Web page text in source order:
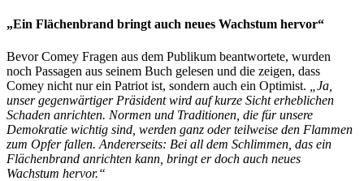
„Ein Flächenbrand bringt auch neues Wachstum hervor“
Bevor Comey Fragen aus dem Publikum beantwortete, wurden
noch Passagen aus seinem Buch gelesen und die zeigen, dass
Comey nicht nur ein Patriot ist, sondern auch ein Optimist.
„Ja,
unser gegenwärtiger Präsident wird auf kurze Sicht erheblichen
Schaden anrichten. Normen und Traditio­nen, die für unsere
Demokratie wichtig sind, werden ganz oder teilweise den Flammen
zum Opfer fallen. Andererseits: Bei all dem Schlimmen, das ein
Flächenbrand anrichten kann, bringt er doch auch neues
Wachstum hervor.“